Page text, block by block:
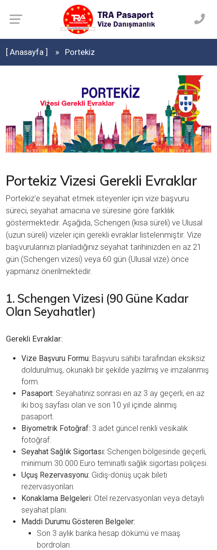
[ Anasayfa ] Portekiz
Portekiz Vizesi Gerekli Evraklar
Portekiz'e seyahat etmek isteyenler için vize başvuru
süreci, seyahat amacına ve süresine göre farklılık
göstermektedir. Aşağıda, Schengen (kısa süreli) ve Ulusal
(uzun süreli) vizeler için gerekli evraklar listelenmiştir. Vize
başvurularınızı planladığınız seyahat tarihinizden en az 21
gün (Schengen vizesi) veya 60 gün (Ulusal vize) önce
yapmanız önerilmektedir.
1. Schengen Vizesi (90 Güne Kadar
Olan Seyahatler)
Gerekli Evraklar:
Vize Başvuru Formu: Başvuru sahibi tarafından eksiksiz
doldurulmuş, okunaklı bir şekilde yazılmış ve imzalanmış
form.
Pasaport: Seyahatiniz sonrası en az 3 ay geçerli, en az
iki boş sayfası olan ve son 10 yıl içinde alınmış
pasaport.
Biyometrik Fotoğraf: 3 adet güncel renkli vesikalık
fotoğraf.
Seyahat Sağlık Sigortası: Schengen bölgesinde geçerli,
minimum 30.000 Euro teminatlı sağlık sigortası poliçesi.
Uçuş Rezervasyonu: Gidiş-dönüş uçak bileti
rezervasyonları.
Konaklama Belgeleri: Otel rezervasyonları veya detaylı
seyahat planı.
Maddi Durumu Gösteren Belgeler:
Son 3 aylık banka hesap dökümü ve maaş
bordroları.